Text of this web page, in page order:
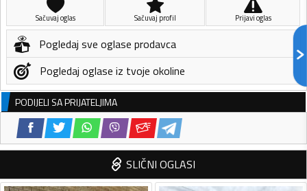
Sačuvaj oglas Sačuvaj profil Prijavi oglas
Pogledaj sve oglase prodavca
Pogledaj oglase iz tvoje okoline
PODIJELI SA PRIJATELJIMA
SLIČNI OGLASI